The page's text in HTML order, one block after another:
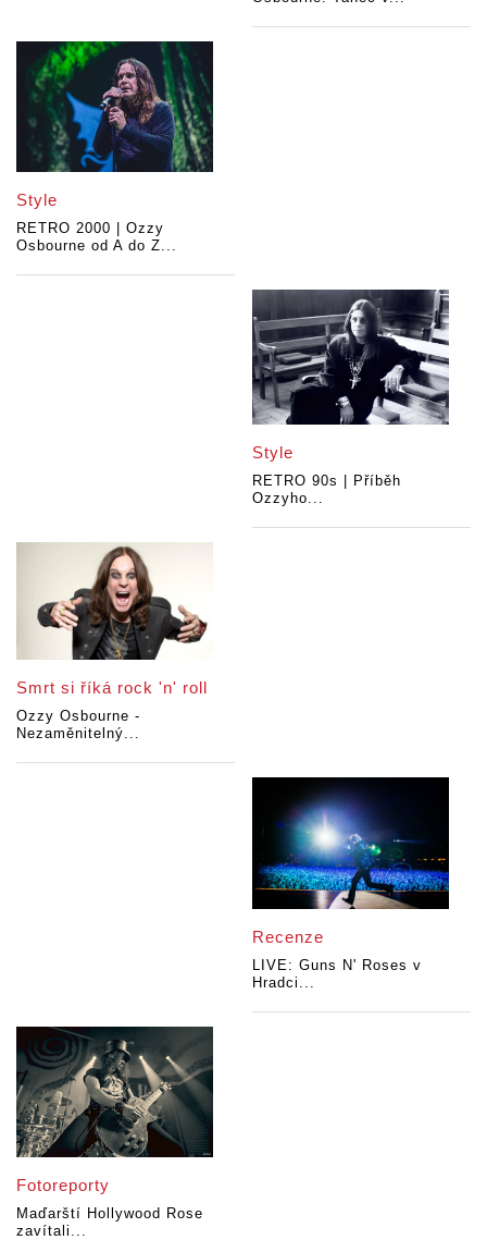
Style
RETRO 2000 | Ozzy
Osbourne od A do Z...
Style
RETRO 90s | Příběh
Ozzyho...
Smrt si říká rock 'n' roll
Ozzy Osbourne -
Nezaměnitelný...
Recenze
LIVE: Guns N' Roses v
Hradci...
Fotoreporty
Maďarští Hollywood Rose
zavítali...